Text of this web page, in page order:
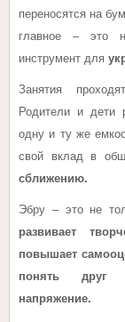
переносятся на
главное – это
инструмент для
Занятия
Родители и дети
одну и ту же
свой вклад в
сближению.
Эбру – это не
развивает
повышает
понять друг
напряжение.